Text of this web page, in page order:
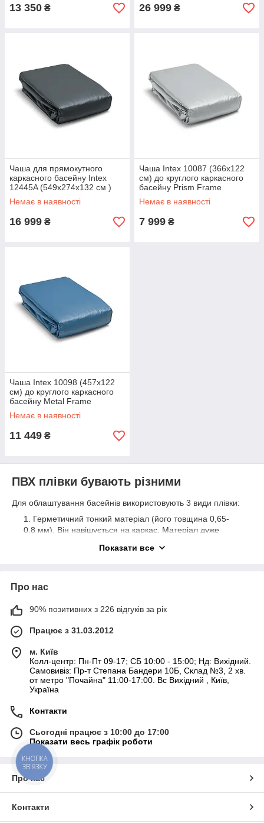
13 350 ₴ 26 999 ₴
Чаша для прямокутного
каркасного басейну Intex
12445A (549х274x132 см )
Немає в наявності
16 999 ₴
Чаша Intex 10087 (366х122
см) до круглого каркасного
басейну Prism Frame
Немає в наявності
7 999 ₴
Чаша Intex 10098 (457х122
см) до круглого каркасного
басейну Metal Frame
Немає в наявності
11 449 ₴
ПВХ плівки бувають різними
Для облаштування басейнів використовують 3 види плівки:
Герметичний тонкий матеріал (його товщина 0,65-
0,8 мм). Він навішується на каркас. Матеріал дуже
матеріал: два шару ПВХ і прошарок з поліефірної
стаціонарних басейнів.
Бутилкаучукова мембрана. Двошаровий матеріал, не
перепадів, легко ріжеться, добре склеюється при
монтажі.
Знаючи про особливості кожного виду, можна облаштувати
басейн великої місткості, як розбірний, так і стаціонарний.
вкрапленнями ниток. Це можна розглянути на косому
зрізі, зробленому на ділянці матеріалу з торця.
Зворотна сторона повинна мати чіткий малюнок.
Матеріал повинен бути еластичним, рівномірно
розтягуватися в будь-якому напрямку.
Що слід врахувати при облаштуванні
басейну з ПВХ?
Показати все
Про нас
90% позитивних з 226 відгуків за рік
Працює з 31.03.2012
м. Київ
Колл-центр: Пн-Пт 09-17; СБ 10:00 - 15:00; Нд: Вихідний.
Самовивіз: Пр-т Степана Бандери 10Б, Склад №3, 2 хв.
от метро "Почайна" 11:00-17:00. Вс Вихідний , Київ,
Україна
Контакти
Сьогодні працює з 10:00 до 17:00
Показати весь графік роботи
Про нас
Контакти
КНОПКА
ЗВ'ЯЗКУ